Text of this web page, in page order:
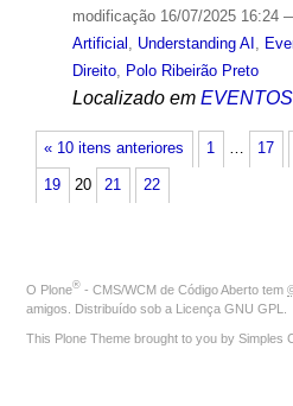
modificação16/07/2025 16:24
Artificial , Understanding AI ,
Direito, Polo Ribeirão Preto
Localizado em EVENTOS
« 10 itens anteriores 1 … 17
19 20 21 22
O Plone® - CMS/WCM de Código Aberto tem
amigos. Distribuído sob a Licença GNU GPL
This Plone Theme brought to you by Simples